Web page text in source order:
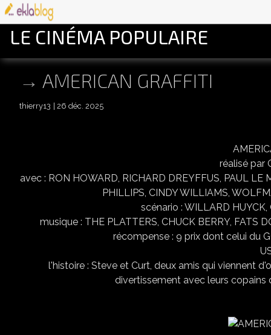
LE CINÉMA POPULAIRE
AMERICAN GRAFFITI
thierry13 26 déc. 2025
réalisé par
avec : RON HOWARD, RICHARD DREYFFUS, PAUL
PHILLIPS, CINDY WILLIAMS,
scénario : WILLARD
musique : THE PLATTERS, CHUCK BERRY, FATS
récompense : 9 prix dont celui du
l'histoire : Steve et Curt, deux amis qui viennent
divertissement avec leurs copains